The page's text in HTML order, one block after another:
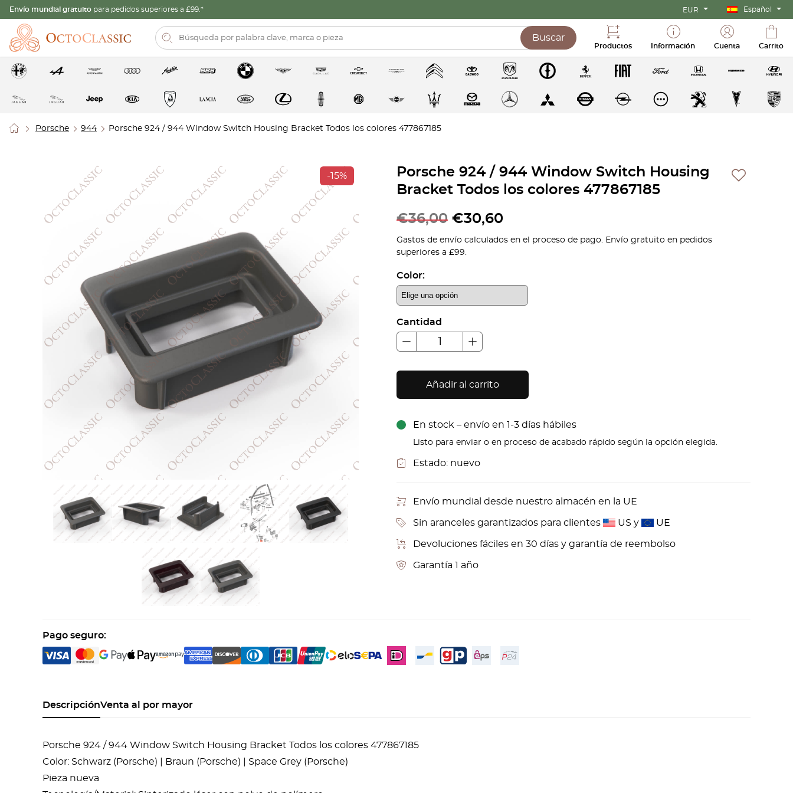
Envío mundial gratuito para pedidos superiores a £99.* EUR Español
Buscar
Productos Información Cuenta Carrito
Porsche 944 Porsche 924 / 944 Window Switch Housing Bracket Todos los colores 477867185
-15%
Porsche 924 / 944 Window Switch Housing
Bracket Todos los colores 477867185
€36,00 €30,60
Gastos de envío calculados en el proceso de pago. Envío gratuito en pedidos
superiores a £99.
Color:
Cantidad
Añadir al carrito
En stock – envío en 1-3 días hábiles
Listo para enviar o en proceso de acabado rápido según la opción elegida.
Estado: nuevo
Envío mundial desde nuestro almacén en la UE
Sin aranceles garantizados para clientes US y UE
Devoluciones fáciles en 30 días y garantía de reembolso
Garantía 1 año
Pago seguro:
DescripciónVenta al por mayor
Porsche 924 / 944 Window Switch Housing Bracket Todos los colores 477867185
Color: Schwarz (Porsche) | Braun (Porsche) | Space Grey (Porsche)
Pieza nueva